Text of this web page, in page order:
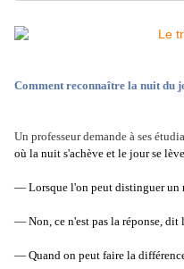
Comment reconnaître la nuit du
Un professeur demande à ses
où la nuit s'achève et le jour se
— Lorsque l'on peut distinguer
— Non, ce n'est pas la réponse, dit
— Quand on peut faire la